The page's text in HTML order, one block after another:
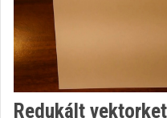
Intézményi kezdőlap
Bejelentkezés
Redukált